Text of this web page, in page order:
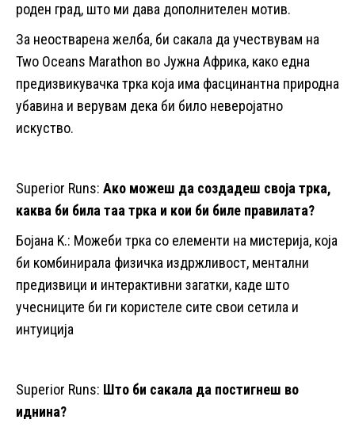
роден град, што ми дава дополнителен мотив.
За неостварена желба, би сакала да учествувам на
Two Oceans Marathon во Јужна Африка, како една
предизвикувачка трка која има фасцинантна природна
убавина и верувам дека би било неверојатно
искуство.
Superior Runs: Ако можеш да создадеш своја трка,
каква би била таа трка и кои би биле правилата?
Бојана K.: Можеби трка со елементи на мистерија, која
би комбинирала физичка издржливост, ментални
предизвици и интерактивни загатки, каде што
учесниците би ги користеле сите свои сетила и
интуиција
Superior Runs: Што би сакала да постигнеш во
иднина?